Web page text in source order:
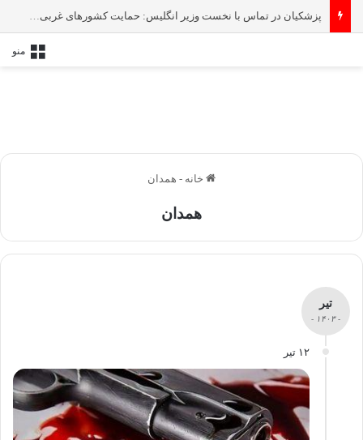
پزشکیان در تماس با نخست‌ وزیر انگلیس: حمایت کشور‌های غربی از رژیم صهیونیستی امنیت منطقه و جهان را به خطر انداخته است
منو
خانه - همدان
همدان
تیر
- ۱۴۰۳ -
۱۲ تیر